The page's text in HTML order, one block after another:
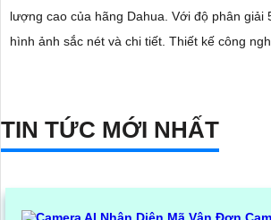
lượng cao của hãng Dahua. Với độ phân giải 5MP, camera cho
hình ảnh sắc nét và chi tiết.
TIN TỨC MỚI NHẤT